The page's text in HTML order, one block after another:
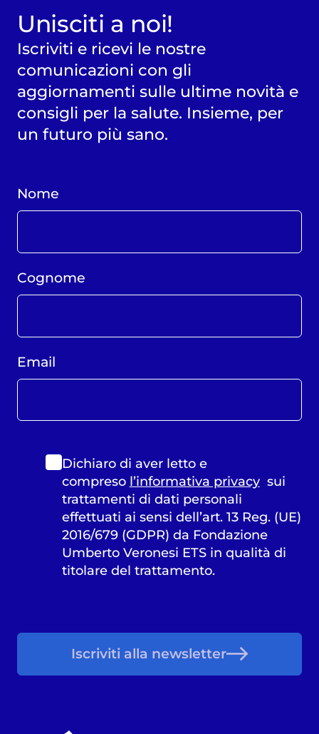
Unisciti a noi!
Iscriviti e ricevi le nostre
comunicazioni con gli
aggiornamenti sulle ultime novità e
consigli per la salute. Insieme, per
un futuro più sano.
Nome
Cognome
Email
Dichiaro di aver letto e
compreso l’informativa privacysui
trattamenti di dati personali
effettuati ai sensi dell’art. 13 Reg. (UE)
2016/679 (GDPR) da Fondazione
Umberto Veronesi ETS in qualità di
titolare del trattamento.
Iscriviti alla newsletter